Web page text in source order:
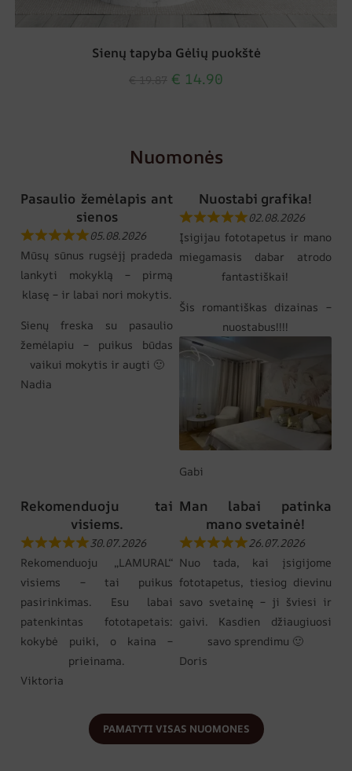
Sienų tapyba Gėlių puokštė
€ 14.90
Nuomonės
Pasaulio žemėlapis ant
sienos
05.08.2026
Mūsų sūnus rugsėjį pradeda
lankyti mokyklą – pirmą
klasę – ir labai nori mokytis.
Sienų freska su pasaulio
žemėlapiu – puikus būdas
vaikui mokytis ir augti 🙂
Nadia
Nuostabi grafika!
02.08.2026
Įsigijau fototapetus ir mano
miegamasis dabar atrodo
fantastiškai!
Šis romantiškas dizainas –
nuostabus!!!!
Gabi
Rekomenduoju tai
visiems.
30.07.2026
Rekomenduoju „LAMURAL“
visiems – tai puikus
pasirinkimas. Esu labai
patenkintas fototapetais:
kokybė puiki, o kaina –
prieinama.
Viktoria
Man labai patinka
mano svetainė!
26.07.2026
Nuo tada, kai įsigijome
fototapetus, tiesiog dievinu
savo svetainę – ji šviesi ir
gaivi. Kasdien džiaugiuosi
savo sprendimu 🙂
Doris
PAMATYTI VISAS NUOMONES